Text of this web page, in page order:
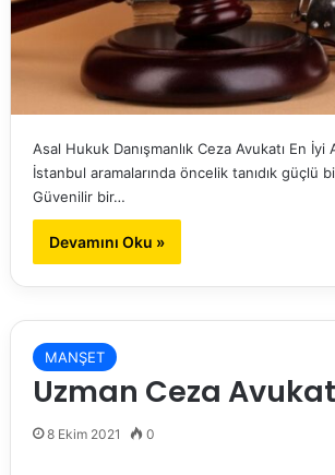
Asal Hukuk Danışmanlık Ceza Avukatı En İyi
İstanbul aramalarında öncelik tanıdık güçlü
Güvenilir bir…
Devamını Oku »
MANŞET
Uzman Ceza
8 Ekim 2021 0